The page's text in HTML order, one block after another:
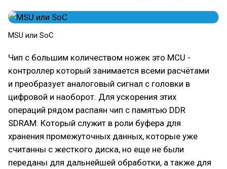
MSU или SoC
Чип с большим количеством ножек это MCU -
контроллер который занимается всеми расчётами
и преобразует аналоговый сигнал с головки в
цифровой и наоборот. Для ускорения этих
операций рядом распаян чип с памятью DDR
SDRAM. Который служит в роли буфера для
хранения промежуточных данных, которые уже
считанны с жесткого диска, но еще не были
переданы для дальнейшей обработки, а также для